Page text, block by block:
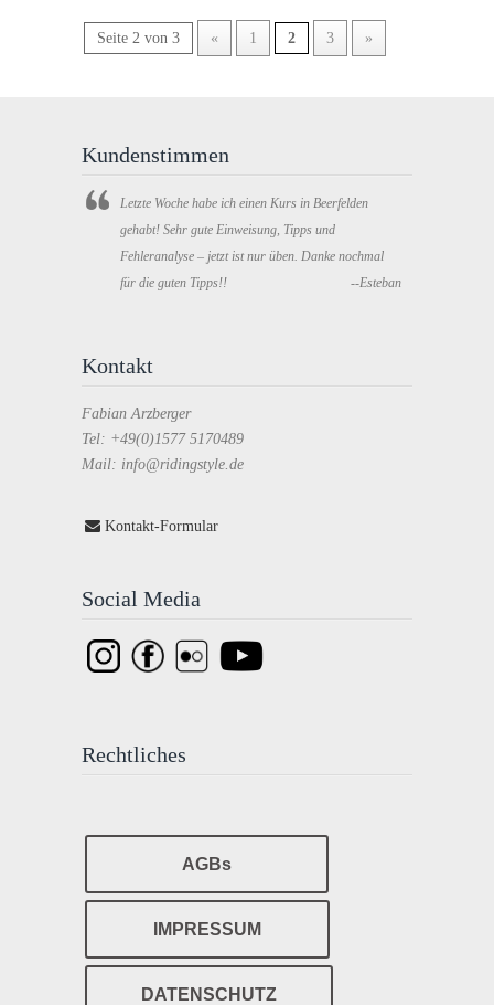
Seite 2 von 3 « 1 2 3 »
Kundenstimmen
Letzte Woche habe ich einen Kurs in Beerfelden
gehabt! Sehr gute Einweisung, Tipps und
Fehleranalyse – jetzt ist nur üben. Danke nochmal
für die guten Tipps!!
--Esteban
Kontakt
Fabian Arzberger
Tel: +49(0)1577 5170489
Mail: info@ridingstyle.de
Kontakt-Formular
Social Media
Rechtliches
AGBs
IMPRESSUM
DATENSCHUTZ